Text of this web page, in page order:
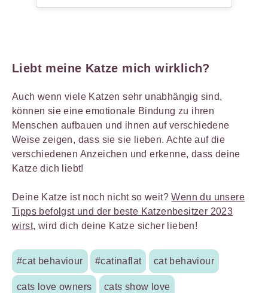
Liebt meine Katze mich wirklich?
Auch wenn viele Katzen sehr unabhängig sind,
können sie eine emotionale Bindung zu ihren
Menschen aufbauen und ihnen auf verschiedene
Weise zeigen, dass sie sie lieben. Achte auf die
verschiedenen Anzeichen und erkenne, dass deine
Katze dich liebt!
Deine Katze ist noch nicht so weit?Wenn du unsere
Tipps befolgst und der beste Katzenbesitzer 2023
wirst, wird dich deine Katze sicher lieben!
#cat behaviour #catinaflat cat behaviour
cats love owners cats show love